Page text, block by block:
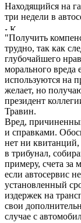
Находящийся на
три недели в
"Получить
трудно, так как
глубочайшего
морального вреда
используются на
желает, но
президент
Травин.
Вред,
и справками.
нет ни квитанций,
в трибунал,
примеру, счета за
если автосервис
установленный
издержек на
свои
случае с